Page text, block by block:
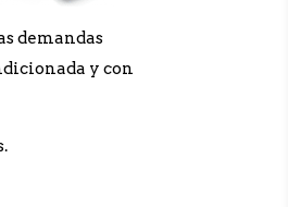
demandas
y con